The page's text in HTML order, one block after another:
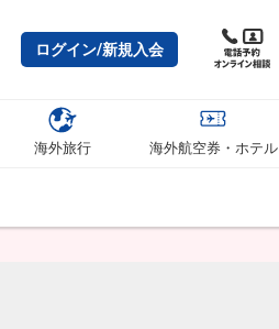
ログイン/新規入会
海外旅行 海外航空券・ホテル